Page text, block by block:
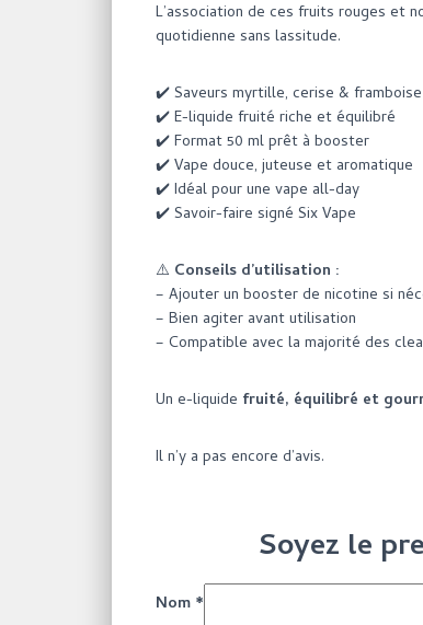
L’association de ces fruits rouges et
quotidienne sans lassitude.
✔️ Saveurs myrtille, cerise & framboise
✔️ E-liquide fruité riche et équilibré
✔️ Format 50 ml prêt à booster
✔️ Vape douce, juteuse et aromatique
✔️ Idéal pour une vape all-day
✔️ Savoir-faire signé Six Vape
⚠️ Conseils d’utilisation :
– Ajouter un booster de nicotine si
– Bien agiter avant utilisation
– Compatible avec la majorité des
Un e-liquide fruité, équilibré et
Il n’y a pas encore d’avis.
Soyez le
Nom *